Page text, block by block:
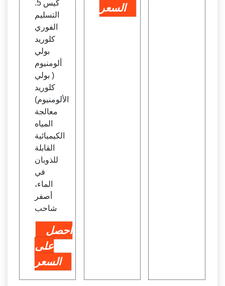
كيس 5.
التسليم
الفوري
كلوريد
بولي
ألومنيوم
( بولي
كلوريد
الألومنيوم)
معالجة
المياه
الكيميائية
القابلة
للذوبان
في
الماء،
أصفر
شاحب
احصل
على
السعر
السعر